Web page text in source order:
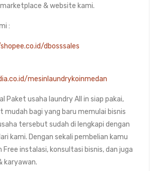
& website kami.
:
dbosssales
mesinlaundrykoinmedan
Paket usaha laundry All in siap pakai,
mudah bagi yang baru memulai bisnis
tersebut sudah di lengkapi dengan
kami. Dengan sekali pembelian kamu
instalasi, konsultasi bisnis, dan juga
karyawan.